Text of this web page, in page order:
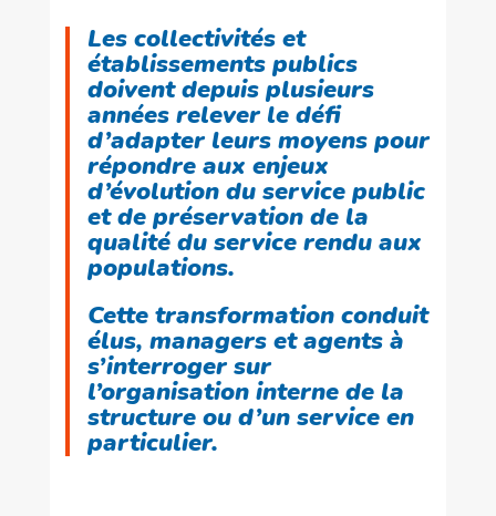
Les collectivités et
établissements publics
doivent depuis plusieurs
années relever le défi
d’adapter leurs moyens pour
répondre aux enjeux
d’évolution du service public
et de préservation de la
qualité du service rendu aux
populations.
Cette transformation conduit
élus, managers et agents à
s’interroger sur
l’organisation interne de la
structure ou d’un service en
particulier.